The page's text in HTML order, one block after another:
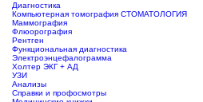
Диагностика
Компьютерная томография СТОМАТОЛОГИЯ
Маммография
Флюорография
Рентген
Функциональная диагностика
Электроэнцефалограмма
Холтер ЭКГ + АД
УЗИ
Анализы
Справки и профосмотры